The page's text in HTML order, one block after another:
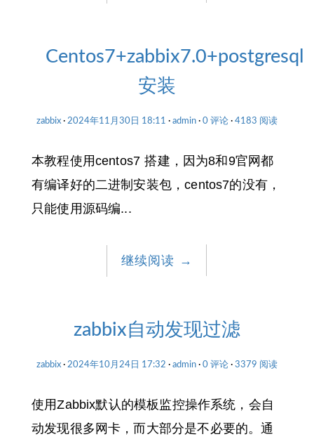
Centos7+zabbix7.0+postgresql
安装
zabbix 2024年11月30日 18:11 admin 0 评论 4183 阅读
本教程使用centos7 搭建，因为8和9官网都
有编译好的二进制安装包，centos7的没有，
只能使用源码编...
继续阅读 →
zabbix自动发现过滤
zabbix 2024年10月24日 17:32 admin 0 评论 3379 阅读
使用Zabbix默认的模板监控操作系统，会自
动发现很多网卡，而大部分是不必要的。通